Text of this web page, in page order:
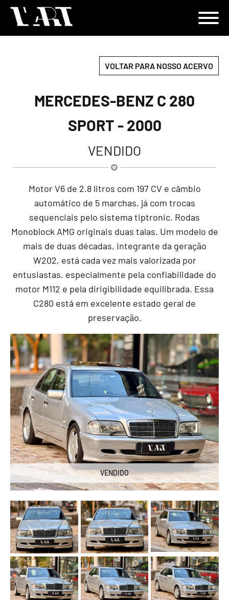
VOLTAR PARA NOSSO ACERVO
MERCEDES-BENZ C 280
SPORT - 2000
VENDIDO
Motor V6 de 2.8 litros com 197 CV e câmbio
automático de 5 marchas, já com trocas
sequenciais pelo sistema tiptronic. Rodas
Monoblock AMG originais duas talas. Um modelo de
mais de duas décadas, integrante da geração
W202, está cada vez mais valorizada por
entusiastas, especialmente pela confiabilidade do
motor M112 e pela dirigibilidade equilibrada. Essa
C280 está em excelente estado geral de
preservação.
VENDIDO